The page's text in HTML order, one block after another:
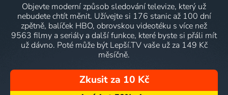
Objevte moderní způsob sledování televize, který už
nebudete chtít měnit. Užívejte si 176 stanic až 100 dní
zpětně, balíček HBO, obrovskou videotéku s více než
9563 filmy a seriály a další funkce, které byste si přáli mít
už dávno. Poté může být Lepší.TV vaše už za 149 Kč
měsíčně.
Zkusit za 10 Kč